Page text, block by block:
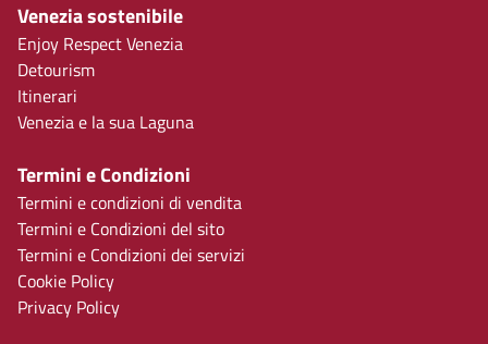
Venezia sostenibile
Enjoy Respect Venezia
Detourism
Itinerari
Venezia e la sua Laguna
Termini e Condizioni
Termini e condizioni di vendita
Termini e Condizioni del sito
Termini e Condizioni dei servizi
Cookie Policy
Privacy Policy